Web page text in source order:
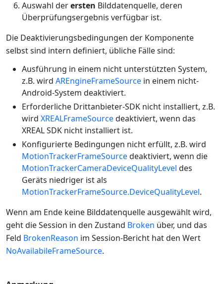
Auswahl derersten Bilddatenquelle, deren
Überprüfungsergebnis verfügbar ist.
Die Deaktivierungsbedingungen der Komponente
selbst sind intern definiert, übliche Fälle sind:
Ausführung in einem nicht unterstützten System,
z.B. wird AREngineFrameSource in einem nicht-
Android-System deaktiviert.
Erforderliche Drittanbieter-SDK nicht installiert, z.B.
wird XREALFrameSourcedeaktiviert, wenn das
XREAL SDK nicht installiert ist.
Konfigurierte Bedingungen nicht erfüllt, z.B. wird
MotionTrackerFrameSourcedeaktiviert, wenn die
MotionTrackerCameraDeviceQualityLevel des
Geräts niedriger ist als
MotionTrackerFrameSource.DeviceQualityLevel.
Wenn am Ende keine Bilddatenquelle ausgewählt wird,
geht die Session in den Zustand Broken über, und das
Feld BrokenReason im Session-Bericht hat den Wert
NoAvailabileFrameSource.